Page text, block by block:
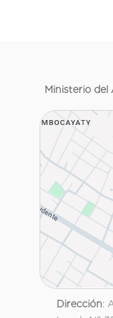
Ministerio del
Dirección: